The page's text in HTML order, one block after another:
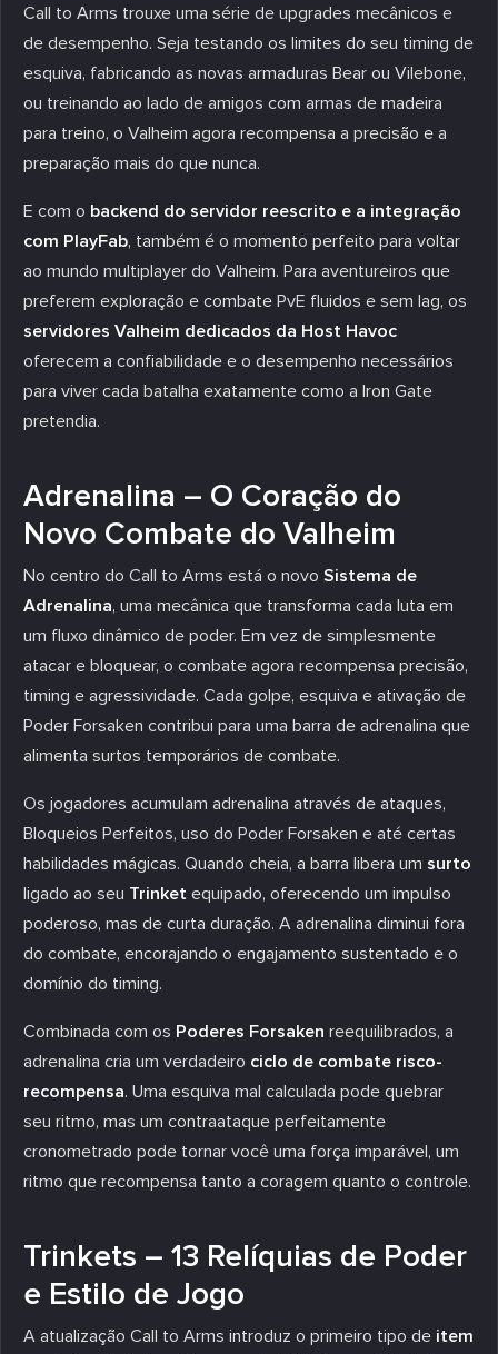
Call to Arms trouxe uma série de upgrades mecânicos e
de desempenho. Seja testando os limites do seu timing de
esquiva, fabricando as novas armaduras Bear ou Vilebone,
ou treinando ao lado de amigos com armas de madeira
para treino, o Valheim agora recompensa a precisão e a
preparação mais do que nunca.
E com o backend do servidor reescrito e a integração
com PlayFab, também é o momento perfeito para voltar
ao mundo multiplayer do Valheim. Para aventureiros que
preferem exploração e combate PvE fluidos e sem lag, os
servidores Valheim dedicados da Host Havoc
oferecem a confiabilidade e o desempenho necessários
para viver cada batalha exatamente como a Iron Gate
pretendia.
Adrenalina – O Coração do
Novo Combate do Valheim
No centro do Call to Arms está o novo Sistema de
Adrenalina, uma mecânica que transforma cada luta em
um fluxo dinâmico de poder. Em vez de simplesmente
atacar e bloquear, o combate agora recompensa precisão,
timing e agressividade. Cada golpe, esquiva e ativação de
Poder Forsaken contribui para uma barra de adrenalina que
alimenta surtos temporários de combate.
Os jogadores acumulam adrenalina através de ataques,
Bloqueios Perfeitos, uso do Poder Forsaken e até certas
habilidades mágicas. Quando cheia, a barra libera um surto
ligado ao seu Trinket equipado, oferecendo um impulso
poderoso, mas de curta duração. A adrenalina diminui fora
do combate, encorajando o engajamento sustentado e o
domínio do timing.
Combinada com os Poderes Forsaken reequilibrados, a
adrenalina cria um verdadeiro ciclo de combate risco-
recompensa. Uma esquiva mal calculada pode quebrar
seu ritmo, mas um contraataque perfeitamente
cronometrado pode tornar você uma força imparável, um
ritmo que recompensa tanto a coragem quanto o controle.
Trinkets – 13 Relíquias de Poder
e Estilo de Jogo
A atualização Call to Arms introduz o primeiro tipo de item